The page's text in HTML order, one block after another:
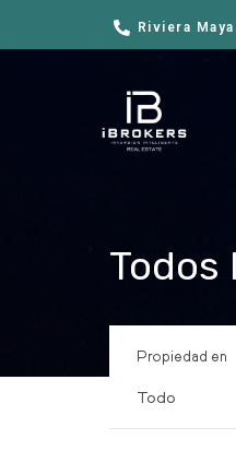
Riviera
Todos
Propiedad en
Todo